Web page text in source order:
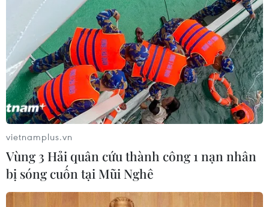
Chó "không gây dị ứng" - bước tiến
mới của công nghệ chỉnh sửa gene
06/08/2026 13:42
Thái Lan-Myanmar thúc đẩy hợp tác
kinh tế và công nghệ vũ trụ
06/08/2026 13:35
Đến năm 2030, Việt Nam làm chủ ít
vietnamplus.vn
Vùng 3 Hải quân cứu thành công 1 nạn nhân
bị sóng cuốn tại Mũi Nghê